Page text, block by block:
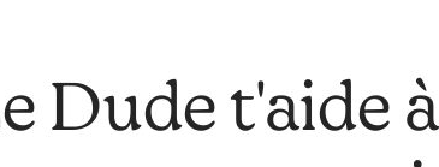
Dude t'aide